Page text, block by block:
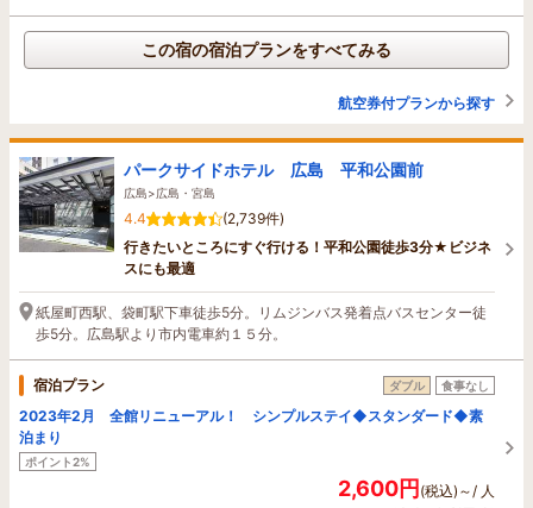
この宿の宿泊プランをすべてみる
航空券付プランから探す
パークサイドホテル 広島 平和公園前
広島>広島・宮島
4.4
(2,739件)
行きたいところにすぐ行ける！平和公園徒歩3分★ビジネ
スにも最適
紙屋町西駅、袋町駅下車徒歩5分。リムジンバス発着点バスセンター徒
歩5分。広島駅より市内電車約１５分。
宿泊プラン ダブル 食事なし
2023年2月 全館リニューアル！ シンプルステイ◆スタンダード◆素
泊まり
ポイント2%
2,600円(税込)～/ 人